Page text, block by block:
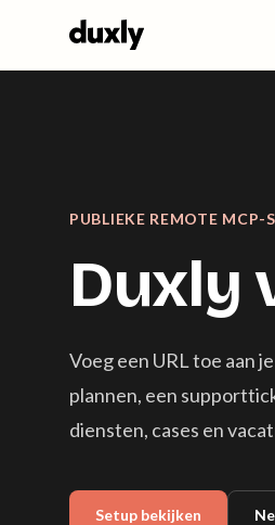
PUBLIEKE REMOTE MCP-
Duxly
Voeg een URL toe aan
plannen, een
diensten, cases en
Setup bekijken